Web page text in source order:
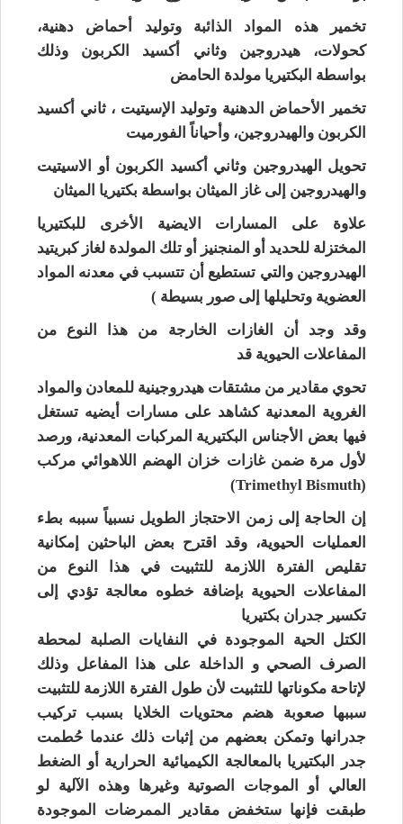
تخمير هذه المواد الذائبة وتوليد أحماض دهنية،
كحولات، هيدروجين وثاني أكسيد الكربون وذلك
بواسطة البكتيريا مولدة الحامض
تخمير الأحماض الدهنية وتوليد الإسيتيت ، ثاني أكسيد
الكربون والهيدروجين، وأحياناً الفورميت
تحويل الهيدروجين وثاني أكسيد الكربون أو الاسيتيت
والهيدروجين إلى غاز الميثان بواسطة بكتيريا الميثان
علاوة على المسارات الايضية الأخرى للبكتيريا
المختزلة للحديد أو المنجنيز أو تلك المولدة لغاز كبريتيد
الهيدروجين والتي تستطيع أن تتسبب في معدنه المواد
العضوية وتحليلها إلى صور بسيطة )
وقد وجد أن الغازات الخارجة من هذا النوع من
المفاعلات الحيوية قد
تحوي مقادير من مشتقات هيدروجينية للمعادن والمواد
الغروية المعدنية كشاهد على مسارات أيضيه تستغل
فيها بعض الأجناس البكتيرية المركبات المعدنية، ورصد
لأول مرة ضمن غازات خزان الهضم اللاهوائي مركب
(Trimethyl Bismuth)
إن الحاجة إلى زمن الاحتجاز الطويل نسبياً سببه بطء
العمليات الحيوية، وقد اقترح بعض الباحثين إمكانية
تقليص الفترة اللازمة للتثبيت في هذا النوع من
المفاعلات الحيوية بإضافة خطوه معالجة تؤدي إلى
تكسير جدران بكتيريا
الكتل الحية الموجودة في النفايات الصلبة لمحطة
الصرف الصحي و الداخلة على هذا المفاعل وذلك
لإتاحة مكوناتها للتثبيت لأن طول الفترة اللازمة للتثبيت
سببها صعوبة هضم محتويات الخلايا بسبب تركيب
جدرانها وتمكن بعضهم من إثبات ذلك عندما حُطمت
جدر البكتيريا بالمعالجة الكيميائية الحرارية أو الضغط
العالي أو الموجات الصوتية وغيرها وهذه الآلية لو
طبقت فإنها ستخفض مقادير الممرضات الموجودة